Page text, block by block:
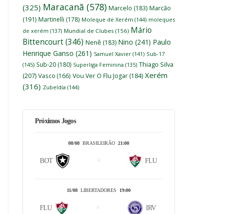
(325) Maracanã (578) Marcelo (183) Marcão
(191) Martinelli (178) Moleque de Xerém (144) moleques
de xerém (137) Mundial de Clubes (156) Mário
Bittencourt(346) Nenê (183) Nino (241) Paulo
Henrique Ganso (261) Samuel Xavier (141) Sub-17
(145) Sub-20 (180) Superliga Feminina (135) Thiago Silva
(207) Vasco (166) Vou Ver O Flu Jogar (184) Xerém
(316) Zubeldía (144)
Próximos Jogos
08/08 BRASILEIRÃO 21:00
BOT FLU
11/08 LIBERTADORES 19:00
FLU IRV